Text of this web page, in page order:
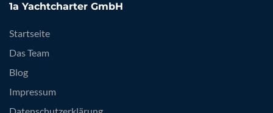
1a Yachtcharter GmbH
Startseite
Das Team
Blog
Impressum